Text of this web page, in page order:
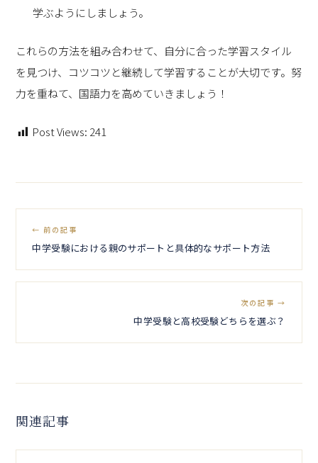
学ぶようにしましょう。
これらの方法を組み合わせて、自分に合った学習スタイル
を見つけ、コツコツと継続して学習することが大切です。努
力を重ねて、国語力を高めていきましょう！
Post Views: 241
← 前の記事
中学受験における親のサポートと具体的なサポート方法
次の記事 →
中学受験と高校受験どちらを選ぶ？
関連記事